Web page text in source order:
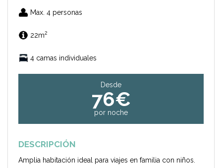
Max. 4 personas
22m2
4 camas individuales
Desde
76€
por noche
DESCRIPCIÓN
Amplia habitación ideal para viajes en familia con niños.